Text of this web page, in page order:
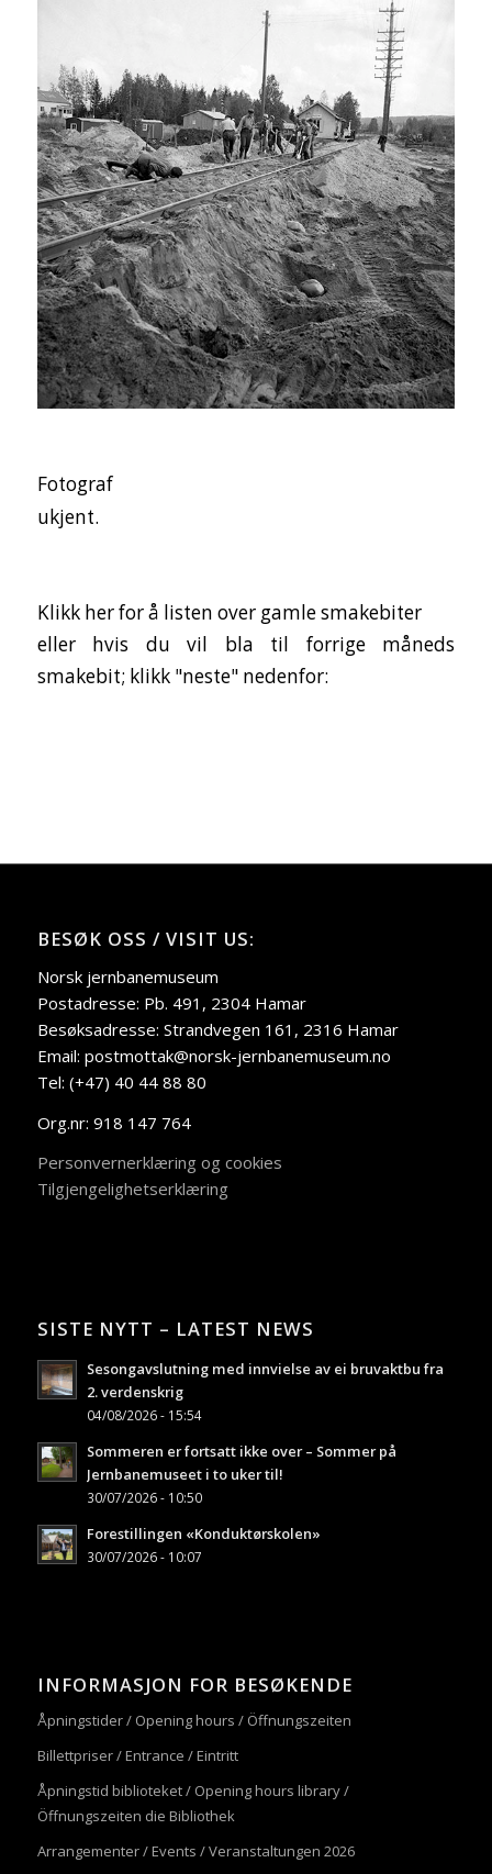
Fotograf
ukjent.
Klikk her for å listen over gamle smakebiter
eller hvis du vil bla til forrige måneds
smakebit; klikk "neste" nedenfor:
BESØK OSS / VISIT US:
Norsk jernbanemuseum
Postadresse: Pb. 491, 2304 Hamar
Besøksadresse: Strandvegen 161, 2316 Hamar
Email: postmottak@norsk-jernbanemuseum.no
Tel: (+47) 40 44 88 80
Org.nr: 918 147 764
Personvernerklæring og cookies
Tilgjengelighetserklæring
SISTE NYTT – LATEST NEWS
Sesongavslutning med innvielse av ei bruvaktbu fra
2. verdenskrig
04/08/2026 - 15:54
Sommeren er fortsatt ikke over – Sommer på
Jernbanemuseet i to uker til!
30/07/2026 - 10:50
Forestillingen «Konduktørskolen»
30/07/2026 - 10:07
INFORMASJON FOR BESØKENDE
Åpningstider / Opening hours / Öffnungszeiten
Billettpriser / Entrance / Eintritt
Åpningstid biblioteket / Opening hours library /
Öffnungszeiten die Bibliothek
Arrangementer / Events / Veranstaltungen 2026